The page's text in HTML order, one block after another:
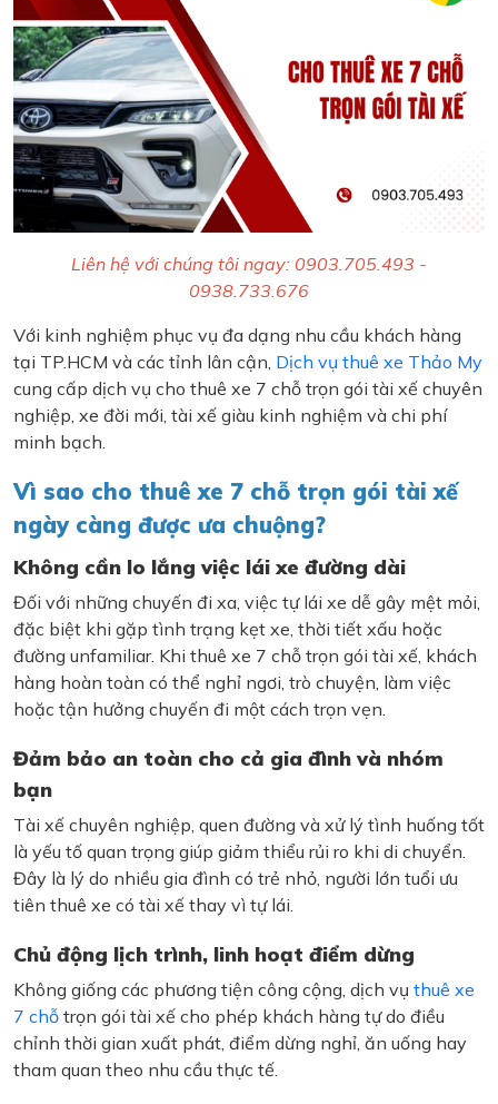
Liên hệ với chúng tôi ngay: 0903.705.493 -
0938.733.676
Với kinh nghiệm phục vụ đa dạng nhu cầu khách hàng
tại TP.HCM và các tỉnh lân cận, Dịch vụ thuê xe Thảo My
cung cấp dịch vụ cho thuê xe 7 chỗ trọn gói tài xế chuyên
nghiệp, xe đời mới, tài xế giàu kinh nghiệm và chi phí
minh bạch.
Vì sao cho thuê xe 7 chỗ trọn gói tài xế
ngày càng được ưa chuộng?
Không cần lo lắng việc lái xe đường dài
Đối với những chuyến đi xa, việc tự lái xe dễ gây mệt mỏi,
đặc biệt khi gặp tình trạng kẹt xe, thời tiết xấu hoặc
đường unfamiliar. Khi thuê xe 7 chỗ trọn gói tài xế, khách
hàng hoàn toàn có thể nghỉ ngơi, trò chuyện, làm việc
hoặc tận hưởng chuyến đi một cách trọn vẹn.
Đảm bảo an toàn cho cả gia đình và nhóm
bạn
Tài xế chuyên nghiệp, quen đường và xử lý tình huống tốt
là yếu tố quan trọng giúp giảm thiểu rủi ro khi di chuyển.
Đây là lý do nhiều gia đình có trẻ nhỏ, người lớn tuổi ưu
tiên thuê xe có tài xế thay vì tự lái.
Chủ động lịch trình, linh hoạt điểm dừng
Không giống các phương tiện công cộng, dịch vụ thuê xe
7 chỗ trọn gói tài xế cho phép khách hàng tự do điều
chỉnh thời gian xuất phát, điểm dừng nghỉ, ăn uống hay
tham quan theo nhu cầu thực tế.